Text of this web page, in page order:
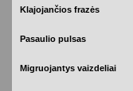
Klajojančios frazės
Pasaulio pulsas
Migruojantys vaizdeliai